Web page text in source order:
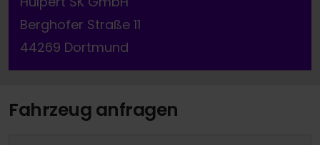
Berghofer Straße 11
44269 Dortmund
Fahrzeug anfragen